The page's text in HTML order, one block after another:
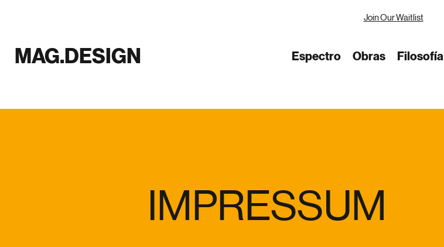
Join Our Waitlist
MAG.DESIGN Espectro Obras Filosofía
IMPRESSUM